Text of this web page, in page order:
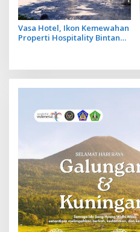
Vasa Hotel, Ikon Kemewahan
Properti Hospitality Bintang